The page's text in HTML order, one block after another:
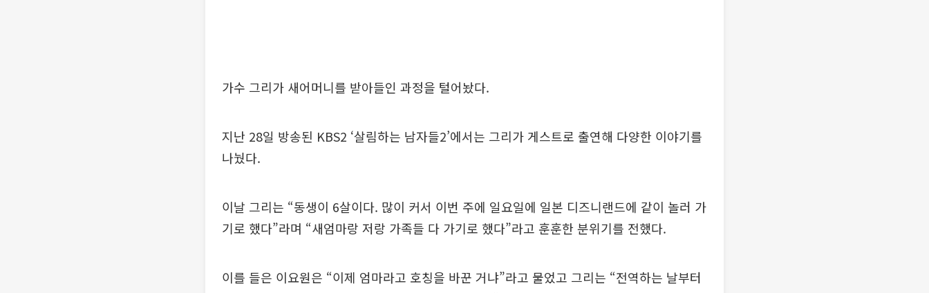
가수 그리가 새어머니를 받아들인 과정을 털어놨다.
지난 28일 방송된 KBS2 ‘살림하는 남자들2’에서는 그리가 게스트로 출연해 다양한 이야기를
나눴다.
이날 그리는 “동생이 6살이다. 많이 커서 이번 주에 일요일에 일본 디즈니랜드에 같이 놀러 가
기로 했다”라며 “새엄마랑 저랑 가족들 다 가기로 했다”라고 훈훈한 분위기를 전했다.
이를 들은 이요원은 “이제 엄마라고 호칭을 바꾼 거냐”라고 물었고 그리는 “전역하는 날부터